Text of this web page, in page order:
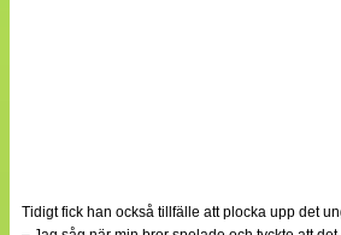
Tidigt fick han också tillfälle att plocka upp det